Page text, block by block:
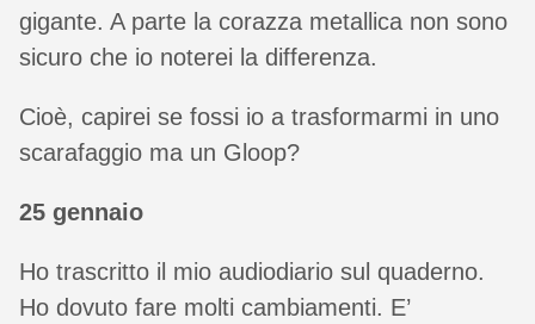
gigante. A parte la corazza metallica non sono
sicuro che io noterei la differenza.
Cioè, capirei se fossi io a trasformarmi in uno
scarafaggio ma un Gloop?
25 gennaio
Ho trascritto il mio audiodiario sul quaderno.
Ho dovuto fare molti cambiamenti. E’